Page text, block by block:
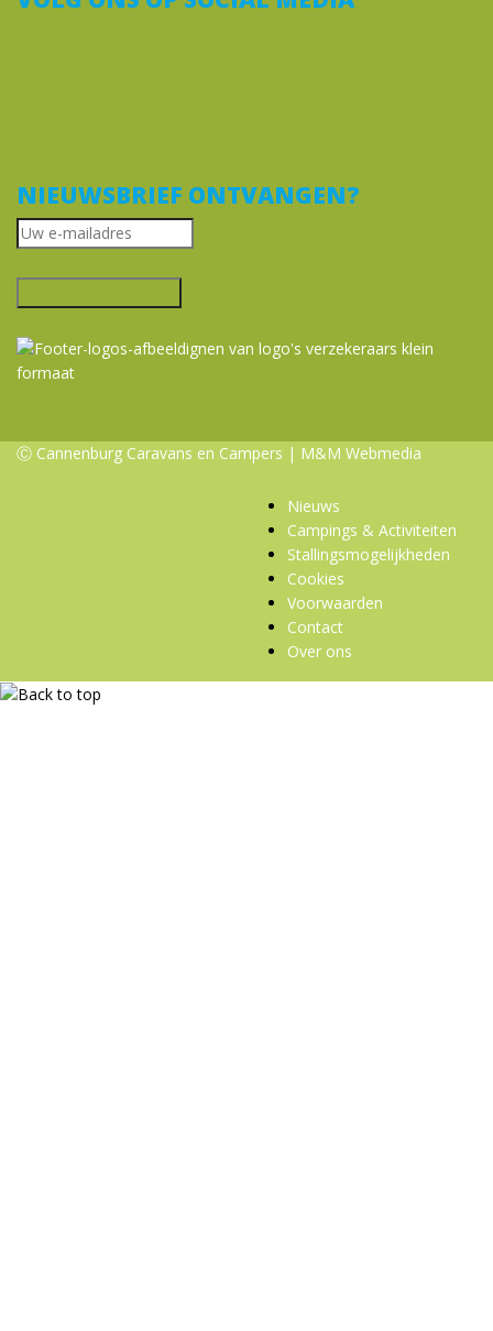
NIEUWSBRIEF ONTVANGEN?
Ⓒ Cannenburg Caravans en Campers | M&M Webmedia
Nieuws
Campings & Activiteiten
Stallingsmogelijkheden
Cookies
Voorwaarden
Contact
Over ons